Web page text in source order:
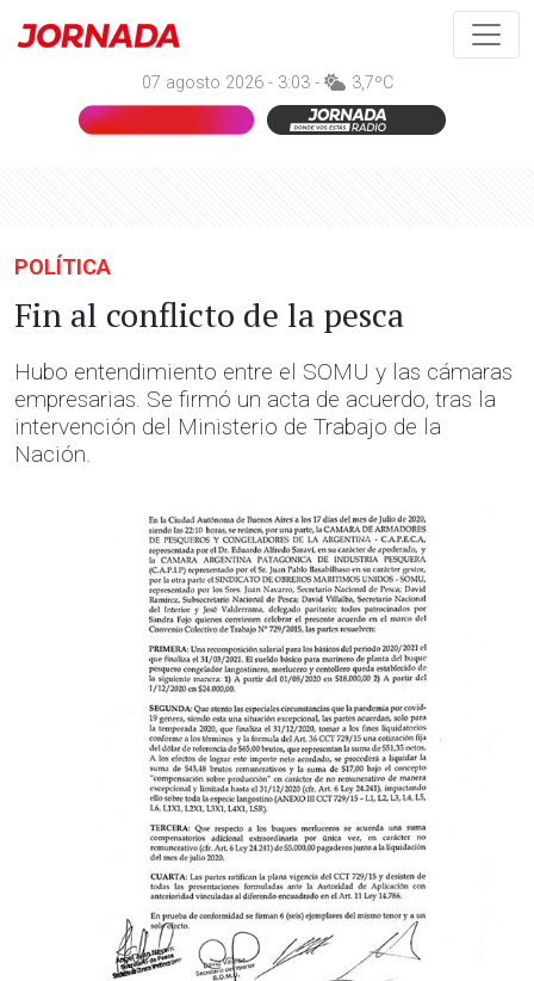
07 agosto 2026 - 3:03 - 3,7ºC
POLÍTICA
Fin al conflicto de la pesca
Hubo entendimiento entre el SOMU y las cámaras
empresarias. Se firmó un acta de acuerdo, tras la
intervención del Ministerio de Trabajo de la
Nación.